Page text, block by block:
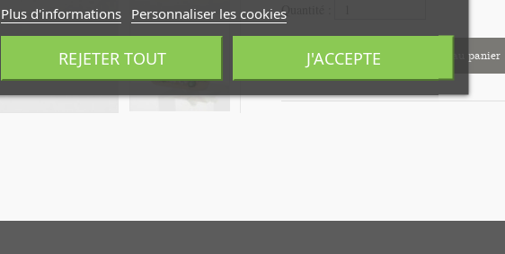
Quantité :
1 780,00 € Ajouter au panier
Plus d'informations Personnaliser les cookies
REJETER TOUT J'ACCEPTE